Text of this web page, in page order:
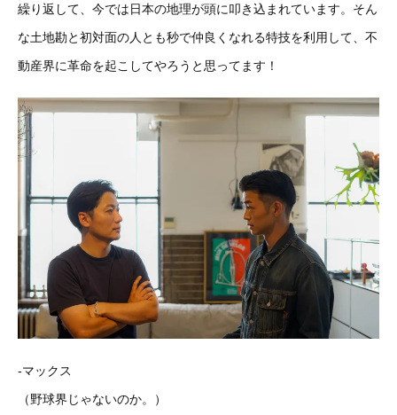
繰り返して、今では日本の地理が頭に叩き込まれています。そん
な土地勘と初対面の人とも秒で仲良くなれる特技を利用して、不
動産界に革命を起こしてやろうと思ってます！
-マックス
（野球界じゃないのか。）